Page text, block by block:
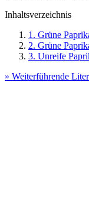
Inhaltsverzeichnis
1. Grüne
2. Grüne
3. Unreife
» Weiterführende